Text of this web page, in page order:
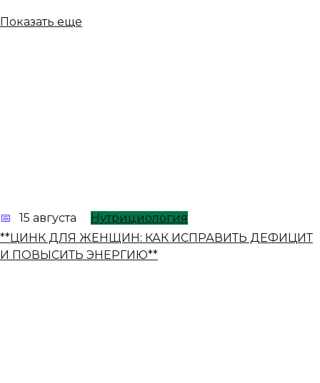
Показать еще
15 августа
Нутрициология
**ЦИНК ДЛЯ ЖЕНЩИН: КАК ИСПРАВИТЬ ДЕФИЦИТ
И ПОВЫСИТЬ ЭНЕРГИЮ**